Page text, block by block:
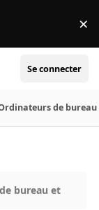
×
Se connecter
de bureau
bureau et